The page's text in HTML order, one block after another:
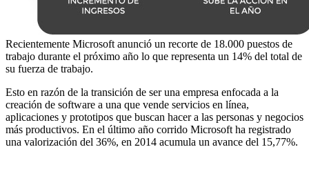
Recientemente Microsoft anunció un recorte de 18.000 puestos de
trabajo durante el próximo año lo que representa un 14% del total de
su fuerza de trabajo.
Esto en razón de la transición de ser una empresa enfocada a la
creación de software a una que vende servicios en línea,
aplicaciones y prototipos que buscan hacer a las personas y negocios
más productivos. En el último año corrido Microsoft ha registrado
una valorización del 36%, en 2014 acumula un avance del 15,77%.